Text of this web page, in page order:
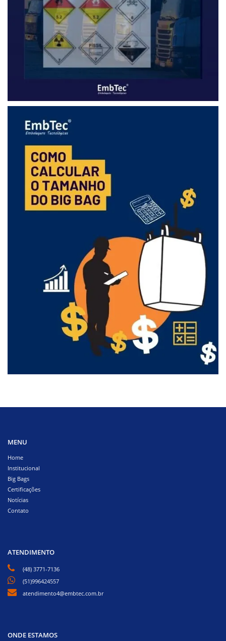
MENU
Home
Institucional
Big Bags
Certificações
Notícias
Contato
ATENDIMENTO
(48) 3771-7136
(51)996424557
atendimento4@embtec.com.br
ONDE ESTAMOS